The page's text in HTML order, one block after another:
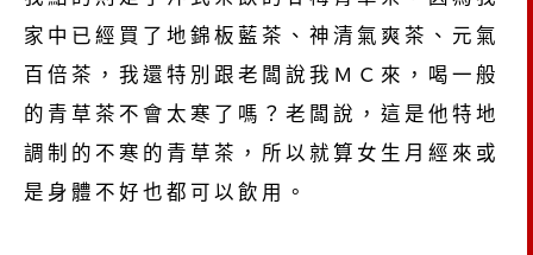
家中已經買了地錦板藍茶、神清氣爽茶、元氣
百倍茶，我還特別跟老闆說我ＭＣ來，喝一般
的青草茶不會太寒了嗎？老闆說，這是他特地
調制的不寒的青草茶，所以就算女生月經來或
是身體不好也都可以飲用。